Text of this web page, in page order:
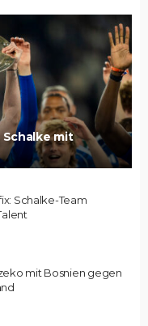
mit
Schalke-Team
mit Bosnien gegen